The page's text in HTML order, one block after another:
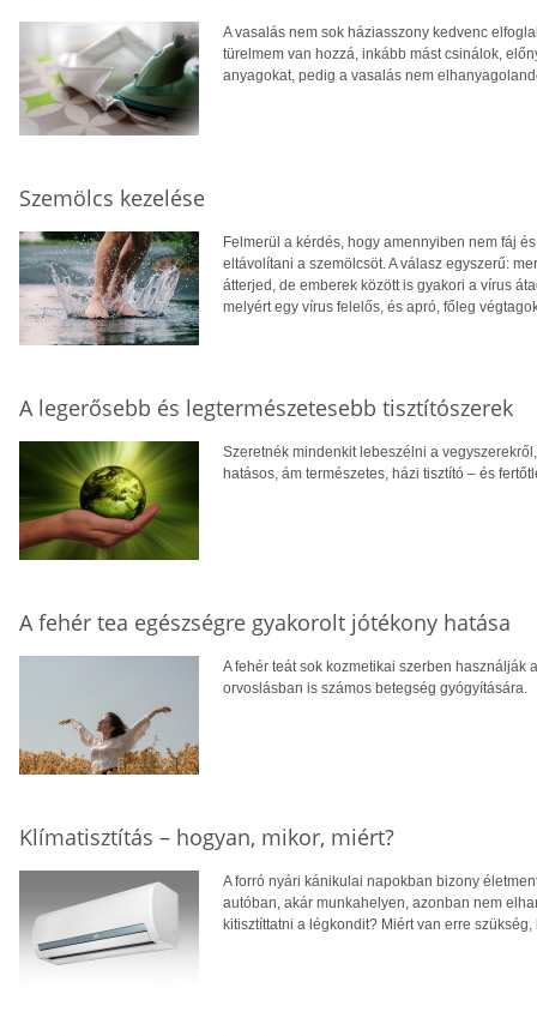
A vasalás nem sok háziasszony kedvenc
türelmem van hozzá, inkább mást csinálok,
anyagokat, pedig a vasalás nem
Szemölcs kezelése
Felmerül a kérdés, hogy amennyiben nem fáj
eltávolítani a szemölcsöt. A válasz egyszerű:
átterjed, de emberek között is gyakori a vírus
melyért egy vírus felelős, és apró, főleg
A legerősebb és legtermészetesebb tisztítószerek
Szeretnék mindenkit lebeszélni a
hatásos, ám természetes, házi tisztító – és
A fehér tea egészségre gyakorolt jótékony hatása
A fehér teát sok kozmetikai szerben
orvoslásban is számos betegség gyógyítására.
Klímatisztítás – hogyan, mikor, miért?
A forró nyári kánikulai napokban bizony
autóban, akár munkahelyen, azonban nem
kitisztíttatni a légkondit? Miért van erre